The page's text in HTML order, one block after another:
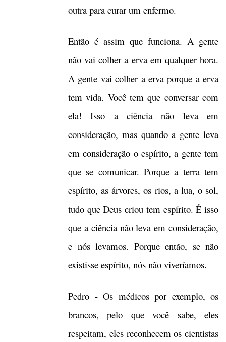
outra para curar um enfermo.
Então é assim que funciona. A gente
não vai colher a erva em qualquer hora.
A gente vai colher a erva porque a erva
tem vida. Você tem que conversar com
ela! Isso a ciência não leva em
consideração, mas quando a gente leva
em consideração o espírito, a gente tem
que se comunicar. Porque a terra tem
espírito, as árvores, os rios, a lua, o sol,
tudo que Deus criou tem espírito. É isso
que a ciência não leva em consideração,
e nós levamos. Porque então, se não
existisse espírito, nós não viveríamos.
Pedro - Os médicos por exemplo, os
brancos, pelo que você sabe, eles
respeitam, eles reconhecem os cientistas